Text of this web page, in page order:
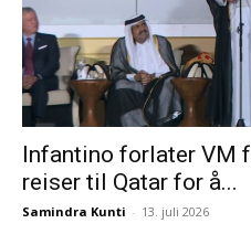
Infantino forlater VM
reiser til Qatar for å...
Samindra Kunti - 13. juli 2026